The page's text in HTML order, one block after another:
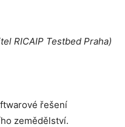
RICAIP Testbed Praha)
řešení
zemědělství.